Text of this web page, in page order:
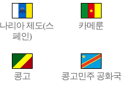
리아 제도(스
페인)
카메룬
콩고 콩고민주 공화국